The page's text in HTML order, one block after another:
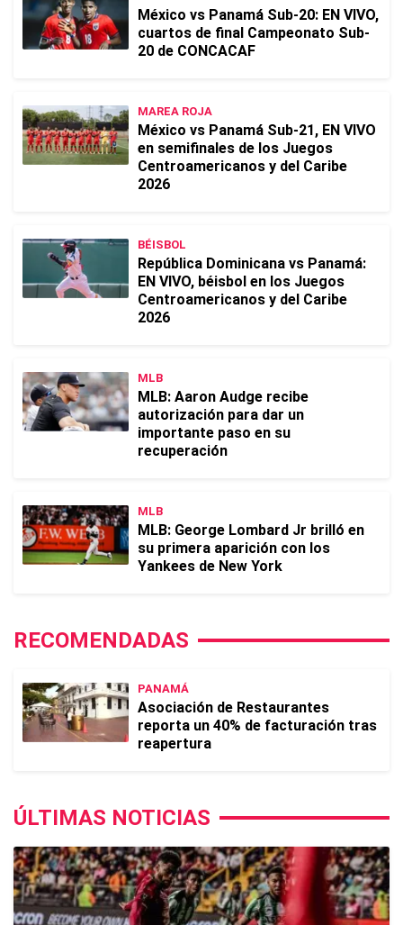
México vs Panamá Sub-20: EN VIVO,
cuartos de final Campeonato Sub-
20 de CONCACAF
MAREA ROJA
México vs Panamá Sub-21, EN VIVO
en semifinales de los Juegos
Centroamericanos y del Caribe
2026
BÉISBOL
República Dominicana vs Panamá:
EN VIVO, béisbol en los Juegos
Centroamericanos y del Caribe
2026
MLB
MLB: Aaron Audge recibe
autorización para dar un
importante paso en su
recuperación
MLB
MLB: George Lombard Jr brilló en
su primera aparición con los
Yankees de New York
RECOMENDADAS
PANAMÁ
Asociación de Restaurantes
reporta un 40% de facturación tras
reapertura
ÚLTIMAS NOTICIAS